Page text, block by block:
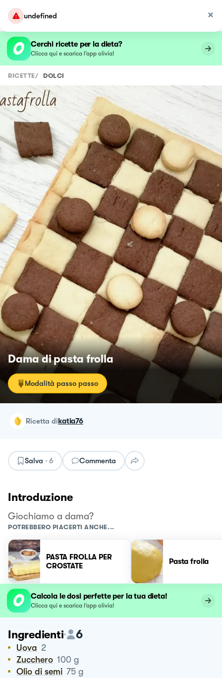
undefined
Cerchi ricette per la dieta?
Clicca qui e scarica l’app olivia!
RICETTE/ DOLCI
Dama di pasta frolla
Modalità passo passo
ricetta dikatia76
Salva · 6 Commenta
Introduzione
Giochiamo a dama?
POTREBBERO PIACERTI ANCHE...
PASTA FROLLA PER
CROSTATE
Pasta frolla
Calcola le dosi perfette per la tua dieta!
Clicca qui e scarica l’app olivia!
Ingredienti 6
Uova 2
Zucchero 100 g
Olio di semi 75 g